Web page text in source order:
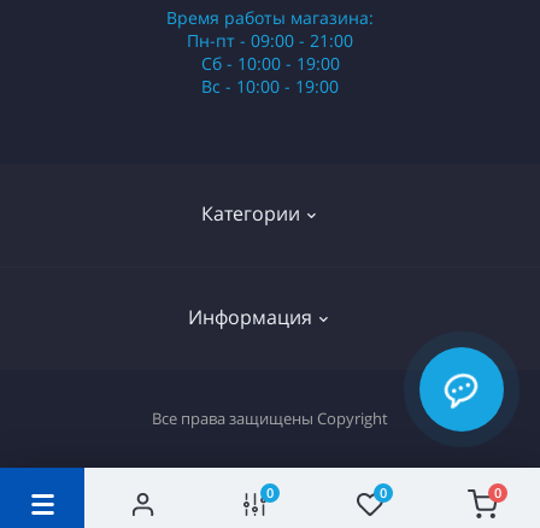
0 0 0
Категории
Российские сигареты
Информация
Вопрос-ответ
Время работы магазина:
Пн-пт - 09:00 - 21:00
Сб - 10:00 - 19:00
Вс - 10:00 - 19:00
Все права защищены Copyright